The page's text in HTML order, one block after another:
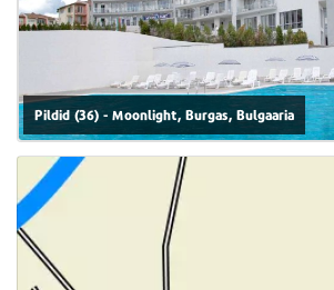
Pildid (36) - Moonlight, Burgas, Bulgaaria